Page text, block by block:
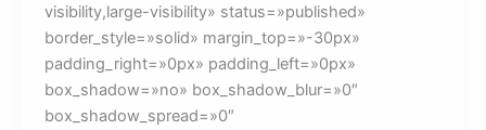
visibility,large-visibility» status=»published»
border_style=»solid» margin_top=»-30px»
padding_right=»0px» padding_left=»0px»
box_shadow=»no» box_shadow_blur=»0″
box_shadow_spread=»0″